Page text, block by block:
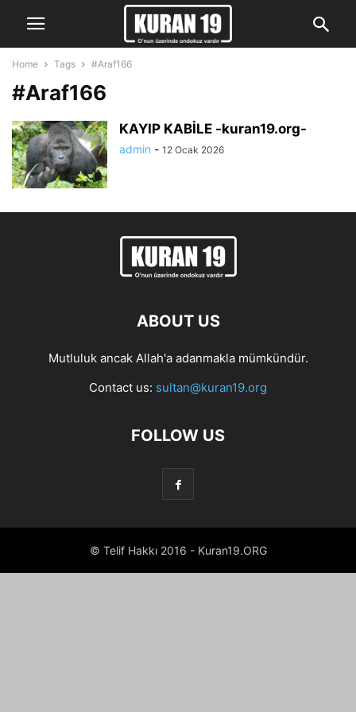
Home Tags #Araf166
#Araf166
KAYIP KABİLE -kuran19.org-
admin - 12 Ocak 2026
ABOUT US
Mutluluk ancak Allah'a adanmakla mümkündür.
Contact us: sultan@kuran19.org
FOLLOW US
© Telif Hakkı 2016 - Kuran19.ORG